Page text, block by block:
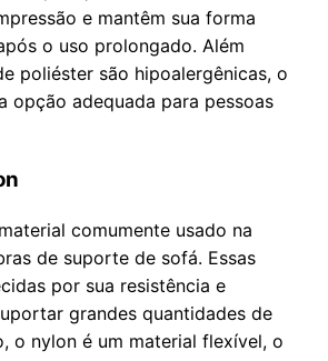
e mantêm sua forma
o uso prolongado. Além
poliéster são hipoalergênicas, o
opção adequada para pessoas
comumente usado na
de suporte de sofá. Essas
por sua resistência e
grandes quantidades de
o nylon é um material flexível, o